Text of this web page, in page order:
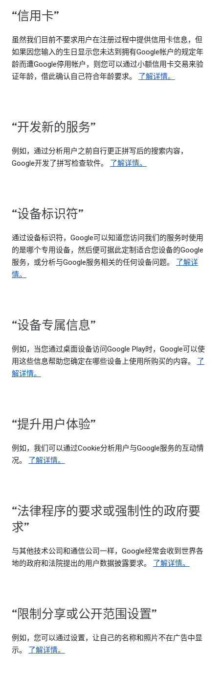
“信用卡”
虽然我们目前不要求用户在注册过程中提供信用卡信息，但
如果因您输入的生日显示您未达到拥有Google帐户的规定年
龄而遭Google停用帐户，则您可以通过小额信用卡交易来验
证年龄，借此确认自己符合年龄要求。 了解详情。
“开发新的服务”
例如，通过分析用户之前自行更正拼写后的搜索内容，
Google开发了拼写检查软件。 了解详情。
“设备标识符”
通过设备标识符，Google可以知道您访问我们的服务时使用
的是哪个专用设备，然后便可据此定制适合您设备的Google
服务，或分析与Google服务相关的任何设备问题。 了解详
情。
“设备专属信息”
例如，当您通过桌面设备访问Google Play时，Google可以使
用这些信息帮助您确定在哪些设备上使用所购买的内容。 了
解详情。
“提升用户体验”
例如，我们可以通过Cookie分析用户与Google服务的互动情
况。 了解详情。
“法律程序的要求或强制性的政府要
求”
与其他技术公司和通信公司一样，Google经常会收到世界各
地的政府和法院提出的用户数据披露要求。 了解详情。
“限制分享或公开范围设置”
例如，您可以通过设置，让自己的名称和照片不在广告中显
示。 了解详情。